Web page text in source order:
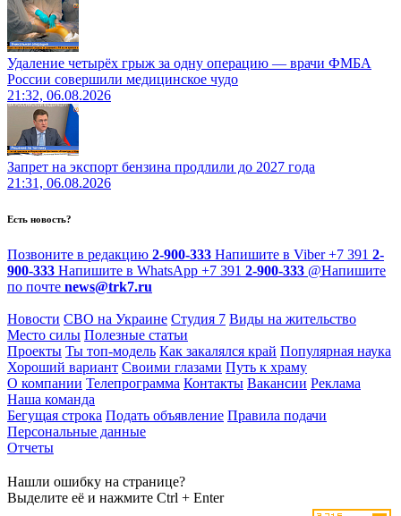
Удаление четырёх грыж за одну операцию — врачи ФМБА
России совершили медицинское чудо
21:32, 06.08.2026
Запрет на экспорт бензина продлили до 2027 года
21:31, 06.08.2026
Есть новость?
Позвоните в редакцию 2-900-333 Напишите в Viber +7 391 2-
900-333 Напишите в WhatsApp +7 391 2-900-333 @Напишите
по почте news@trk7.ru
Новости СВО на Украине Студия 7 Виды на жительство
Место силы Полезные статьи
Проекты Ты топ-модель Как закалялся край Популярная наука
Хороший вариант Своими глазами Путь к храму
О компании Телепрограмма Контакты Вакансии Реклама
Наша команда
Бегущая строка Подать объявление Правила подачи
Персональные данные
Отчеты
Нашли ошибку на странице?
Выделите её и нажмите Ctrl + Enter